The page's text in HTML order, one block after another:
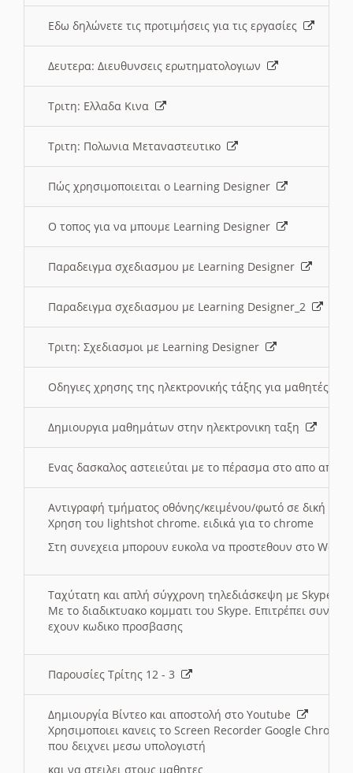
Εδω δηλώνετε τις προτιμήσεις για τις εργασίες
Δευτερα: Διευθυνσεις ερωτηματολογιων
Τριτη: Ελλαδα Κινα
Τριτη: Πολωνια Μεταναστευτικο
Πώς χρησιμοποιειται ο Learning Designer
O τοπος για να μπουμε Learning Designer
Παραδειγμα σχεδιασμου με Learning Designer
Παραδειγμα σχεδιασμου με Learning Designer_2
Τριτη: Σχεδιασμοι με Learning Designer
Οδηγιες χρησης της ηλεκτρονικής τάξης για μαθητές
Δημιουργια μαθημάτων στην ηλεκτρονικη ταξη
Ενας δασκαλος αστειεύται με το πέρασμα στο απο
Αντιγραφή τμήματος οθόνης/κειμένου/φωτό σε δική
Χρηση του lightshot chrome. ειδικά για το chrome
Στη συνεχεια μπορουν ευκολα να προστεθουν στο Word
Ταχύτατη και απλή σύγχρονη τηλεδιάσκεψη με Skype
Με το διαδικτυακο κομματι του Skype. Επιτρέπει
εχουν κωδικο προσβασης
Παρουσίες Τρίτης 12 - 3
Δημιουργία Βίντεο και αποστολή στο Youtube
Χρησιμοποιει κανεις το Screen Recorder Google Chrome
που δειχνει μεσω υπολογιστή
και να στειλει στους μαθητες